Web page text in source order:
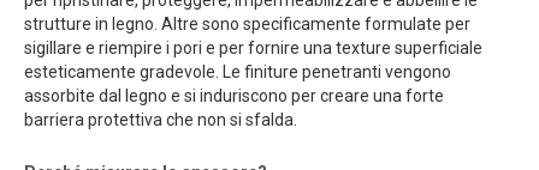
strutture in legno. Altre sono specificamente formulate per
sigillare e riempire i pori e per fornire una texture superficiale
esteticamente gradevole. Le finiture penetranti vengono
assorbite dal legno e si induriscono per creare una forte
barriera protettiva che non si sfalda.